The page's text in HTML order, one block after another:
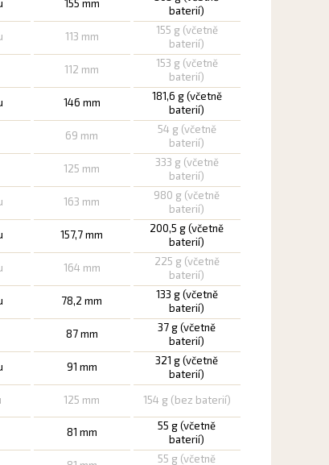
155 mm
baterií)
113 mm
155 g (včetně
baterií)
112 mm
153 g (včetně
baterií)
146 mm
181,6 g (včetně
baterií)
69 mm
54 g (včetně
baterií)
125 mm
333 g (včetně
baterií)
163 mm
980 g (včetně
baterií)
157,7 mm
200,5 g (včetně
baterií)
164 mm
225 g (včetně
baterií)
78,2 mm
133 g (včetně
baterií)
87 mm
37 g (včetně
baterií)
91 mm
321 g (včetně
baterií)
125 mm 154 g (bez baterií)
81 mm
55 g (včetně
baterií)
55 g (včetně